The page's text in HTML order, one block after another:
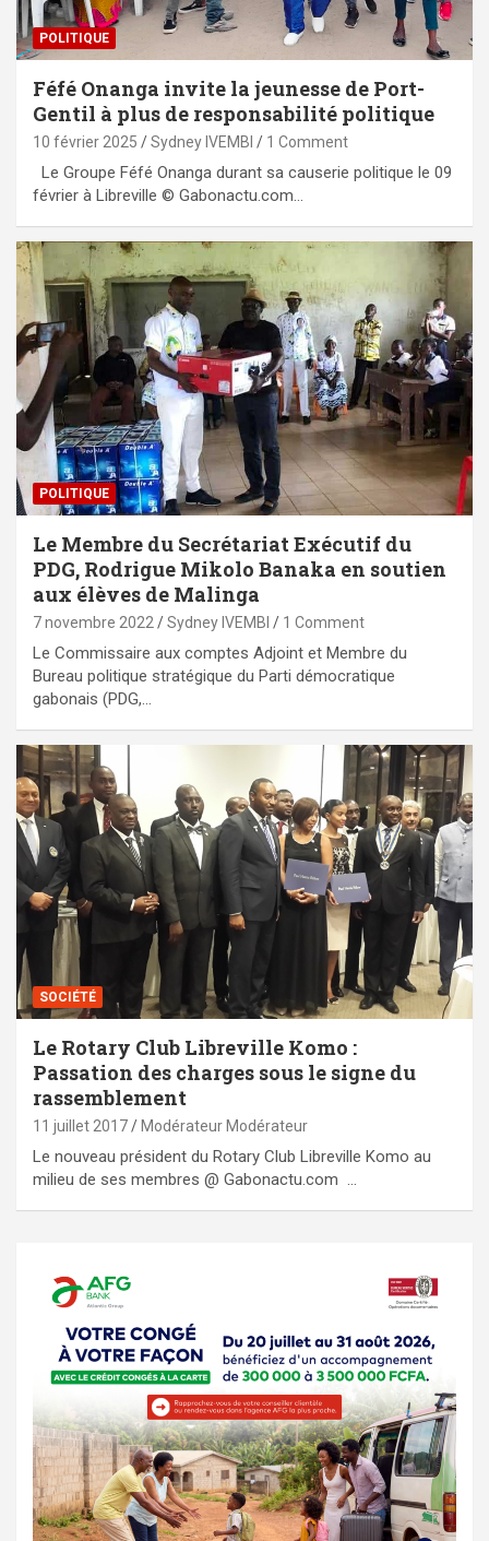
POLITIQUE
Féfé Onanga invite la jeunesse de Port-
Gentil à plus de responsabilité politique
10 février 2025 Sydney IVEMBI 1 Comment
Le Groupe Féfé Onanga durant sa causerie politique le 09
février à Libreville © Gabonactu.com…
POLITIQUE
Le Membre du Secrétariat Exécutif du
PDG, Rodrigue Mikolo Banaka en soutien
aux élèves de Malinga
7 novembre 2022 Sydney IVEMBI 1 Comment
Le Commissaire aux comptes Adjoint et Membre du
Bureau politique stratégique du Parti démocratique
gabonais (PDG,…
SOCIÉTÉ
Le Rotary Club Libreville Komo :
Passation des charges sous le signe du
rassemblement
11 juillet 2017 Modérateur Modérateur
Le nouveau président du Rotary Club Libreville Komo au
milieu de ses membres @ Gabonactu.com …